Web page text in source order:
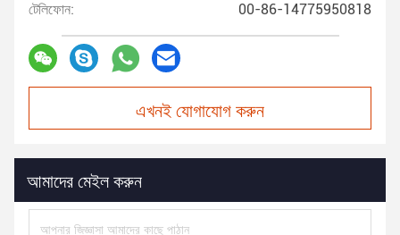
টেলিফোন: 00-86-14775950818
এখনই যোগাযোগ করুন
আমাদের মেইল করুন